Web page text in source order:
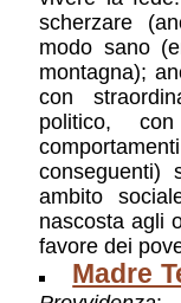
scherzare
modo sano
montagna);
con
politico,
conseguenti)
ambito
nascosta agli
favore dei
Madre